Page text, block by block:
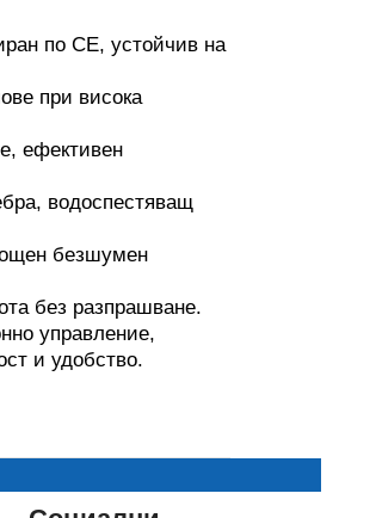
по CE, устойчив на
при висока
ефективен
водоспестяващ
безшумен
без разпрашване.
управление,
и удобство.